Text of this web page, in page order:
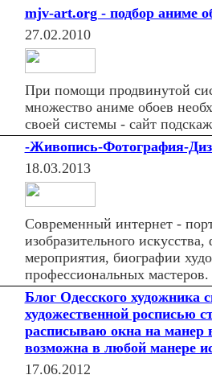
mjv-art.org - подбор аниме
27.02.2010
При помощи продвинутой
множество аниме обоев
своей системы - сайт
-Живопись-Фотография-
18.03.2013
Современный интернет -
изобразительного
мероприятия, биографии
профессиональных мастеров.
Блог Одесского
художественной росписью
расписываю окна на манер
возможна в любой манере
17.06.2012